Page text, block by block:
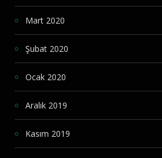
Mart 2020
Şubat 2020
Ocak 2020
Aralık 2019
Kasım 2019